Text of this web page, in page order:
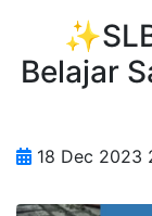
Belajar
18 Dec 2023